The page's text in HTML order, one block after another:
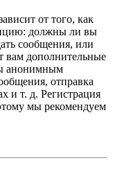
от того, как
должны ли вы
сообщения, или
вам дополнительные
анонимным
отправка
и т. д. Регистрация
мы рекомендуем